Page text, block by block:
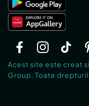
Acest site este creat
Group. Toate